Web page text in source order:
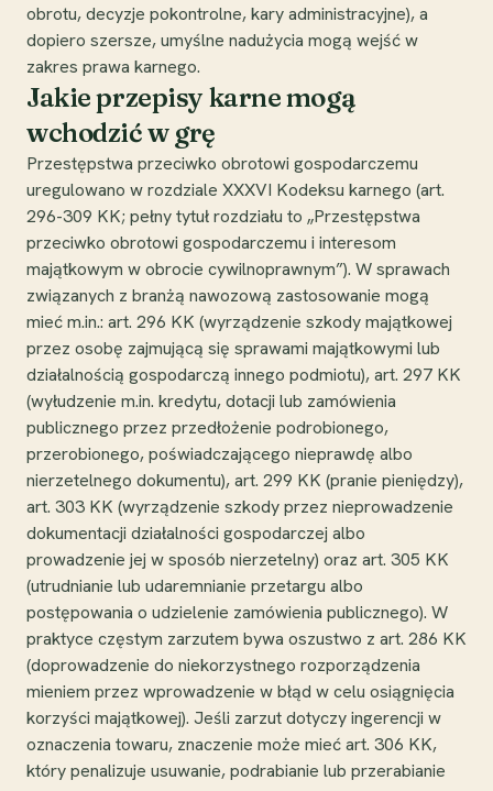
obrotu, decyzje pokontrolne, kary administracyjne), a
dopiero szersze, umyślne nadużycia mogą wejść w
zakres prawa karnego.
Jakie przepisy karne mogą
wchodzić w grę
Przestępstwa przeciwko obrotowi gospodarczemu
uregulowano w rozdziale XXXVI Kodeksu karnego (art.
296-309 KK; pełny tytuł rozdziału to „Przestępstwa
przeciwko obrotowi gospodarczemu i interesom
majątkowym w obrocie cywilnoprawnym”). W sprawach
związanych z branżą nawozową zastosowanie mogą
mieć m.in.: art. 296 KK (wyrządzenie szkody majątkowej
przez osobę zajmującą się sprawami majątkowymi lub
działalnością gospodarczą innego podmiotu), art. 297 KK
(wyłudzenie m.in. kredytu, dotacji lub zamówienia
publicznego przez przedłożenie podrobionego,
przerobionego, poświadczającego nieprawdę albo
nierzetelnego dokumentu), art. 299 KK (pranie pieniędzy),
art. 303 KK (wyrządzenie szkody przez nieprowadzenie
dokumentacji działalności gospodarczej albo
prowadzenie jej w sposób nierzetelny) oraz art. 305 KK
(utrudnianie lub udaremnianie przetargu albo
postępowania o udzielenie zamówienia publicznego). W
praktyce częstym zarzutem bywa oszustwo z art. 286 KK
(doprowadzenie do niekorzystnego rozporządzenia
mieniem przez wprowadzenie w błąd w celu osiągnięcia
korzyści majątkowej). Jeśli zarzut dotyczy ingerencji w
oznaczenia towaru, znaczenie może mieć art. 306 KK,
który penalizuje usuwanie, podrabianie lub przerabianie